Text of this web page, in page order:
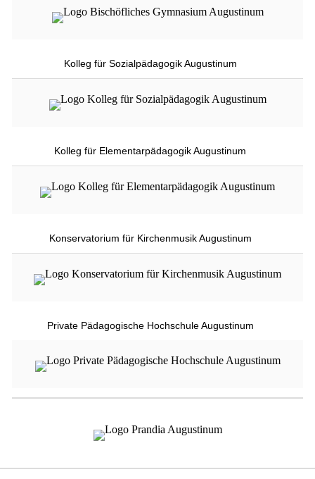
Kolleg für Sozialpädagogik Augustinum
Kolleg für Elementarpädagogik Augustinum
Konservatorium für Kirchenmusik Augustinum
Private Pädagogische Hochschule Augustinum